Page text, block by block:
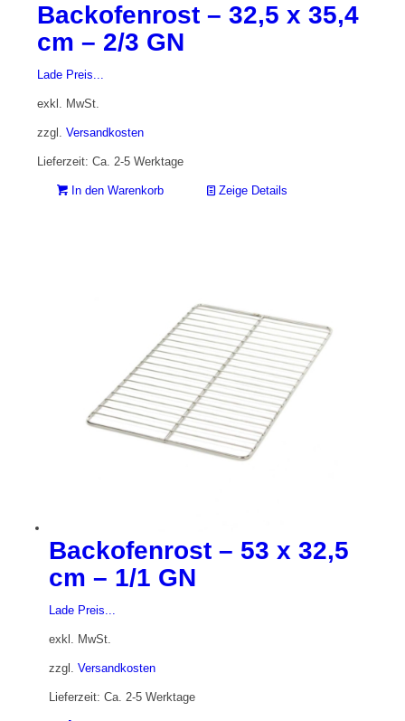
Backofenrost – 32,5 x 35,4
cm – 2/3 GN
Lade Preis...
exkl. MwSt.
zzgl. Versandkosten
Lieferzeit: Ca. 2-5 Werktage
In den Warenkorb Zeige Details
Backofenrost – 53 x 32,5
cm – 1/1 GN
Lade Preis...
exkl. MwSt.
zzgl. Versandkosten
Lieferzeit: Ca. 2-5 Werktage